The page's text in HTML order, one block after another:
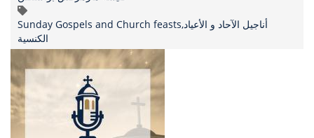
Topic
Sunday Gospels and Church feasts,أناجيل الآحاد و الأعياد
الكنسية